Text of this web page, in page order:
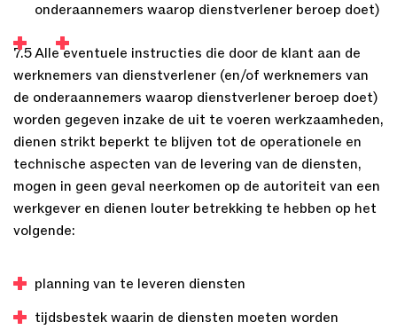
onderaannemers waarop dienstverlener beroep doet)
7.5 Alle eventuele instructies die door de klant aan de
werknemers van dienstverlener (en/of werknemers van
de onderaannemers waarop dienstverlener beroep doet)
worden gegeven inzake de uit te voeren werkzaamheden,
dienen strikt beperkt te blijven tot de operationele en
technische aspecten van de levering van de diensten,
mogen in geen geval neerkomen op de autoriteit van een
werkgever en dienen louter betrekking te hebben op het
volgende:
planning van te leveren diensten
tijdsbestek waarin de diensten moeten worden